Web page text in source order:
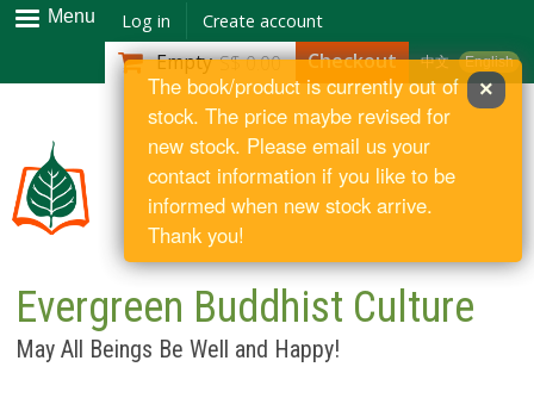
Skip to
main
content
Menu Log in Create account
中文 English
Empty S$ 0.00 Checkout
Evergreen Buddhist Culture
May All Beings Be Well and Happy!
×
The book/product is currently out of
stock. The price maybe revised for
new stock. Please email us your
contact information if you like to be
informed when new stock arrive.
Thank you!